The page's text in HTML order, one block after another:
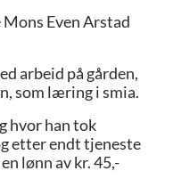
Even Arstad
arbeid på gården,
som læring i smia.
hvor han tok
etter endt tjeneste
lønn av kr. 45,-